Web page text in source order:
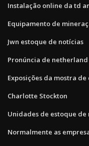
Instalação online da td
Equipamento de
Jwn estoque de notícias
Pronúncia de
Exposições da mostra
Charlotte Stockton
Unidades de estoque de
Normalmente as